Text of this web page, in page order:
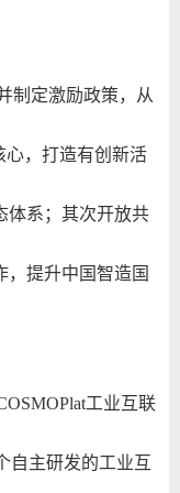
制定激励政策，从
心，打造有创新活
体系；其次开放共
，提升中国智造国
工业互联
自主研发的工业互